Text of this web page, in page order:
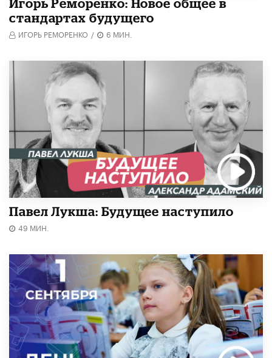
Игорь Реморенко: Новое общее в
стандартах будущего
ИГОРЬ РЕМОРЕНКО / 6 МИН.
Павел Лукша: Будущее наступило
49 МИН.